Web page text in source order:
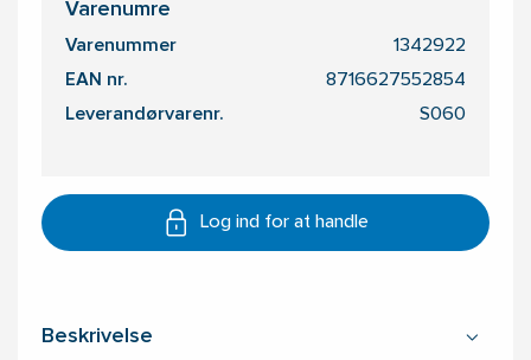
Varenumre
Varenummer 1342922
EAN nr. 8716627552854
Leverandørvarenr. S060
Log ind for at handle
Beskrivelse